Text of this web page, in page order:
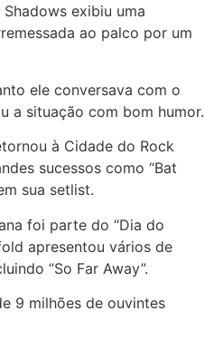
exibiu uma
ao palco por um
ele conversava com o
a situação com bom humor.
à Cidade do Rock
sucessos como “Bat
sua setlist.
foi parte do “Dia do
apresentou vários de
“So Far Away”.
9 milhões de ouvintes